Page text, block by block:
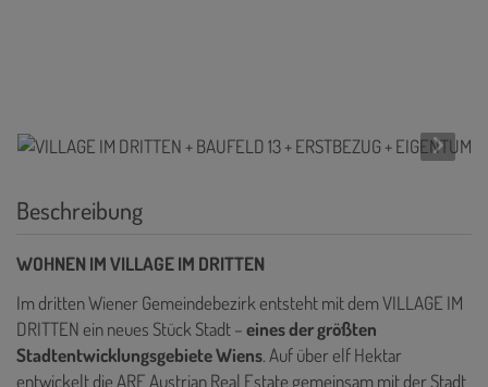
Beschreibung
WOHNEN IM VILLAGE IM DRITTEN
Im dritten Wiener Gemeindebezirk entsteht mit dem VILLAGE IM
DRITTEN ein neues Stück Stadt –eines der größten
Stadtentwicklungsgebiete Wiens. Auf über elf Hektar
entwickelt die ARE Austrian Real Estate gemeinsam mit der Stadt